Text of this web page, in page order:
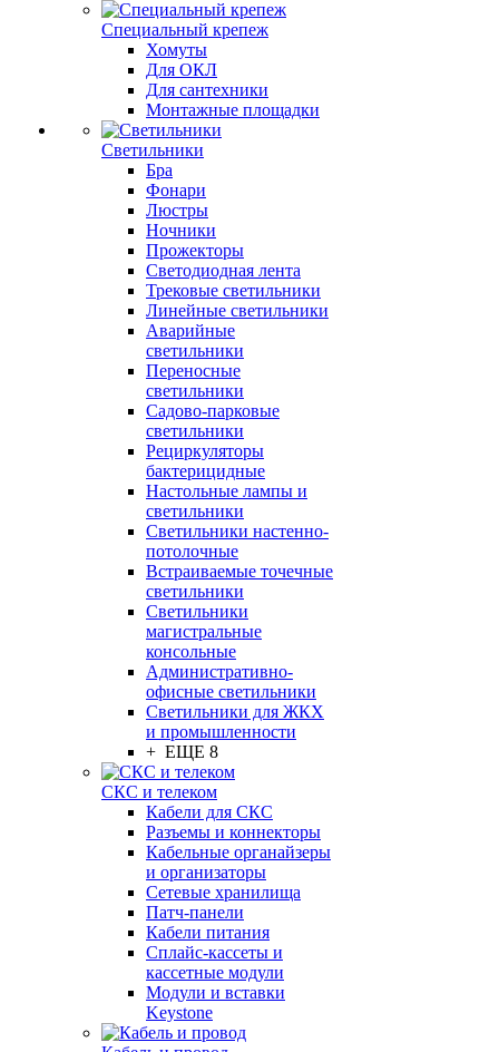
Специальный крепеж
Хомуты
Для ОКЛ
Для сантехники
Монтажные площадки
Светильники
Бра
Фонари
Люстры
Ночники
Прожекторы
Светодиодная лента
Трековые светильники
Линейные светильники
Аварийные
светильники
Переносные
светильники
Садово-парковые
светильники
Рециркуляторы
бактерицидные
Настольные лампы и
светильники
Светильники настенно-
потолочные
Встраиваемые точечные
светильники
Светильники
магистральные
консольные
Административно-
офисные светильники
Светильники для ЖКХ
и промышленности
+ ЕЩЕ 8
СКС и телеком
Кабели для СКС
Разъемы и коннекторы
Кабельные органайзеры
и организаторы
Сетевые хранилища
Патч-панели
Кабели питания
Сплайс-кассеты и
кассетные модули
Модули и вставки
Keystone